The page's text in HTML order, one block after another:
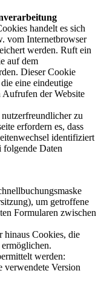
handelt es sich
vom Internetbrowser
werden. Ruft ein
auf dem
Dieser Cookie
eine eindeutige
Aufrufen der Website
zu
erfordern es, dass
identifiziert
folgende Daten
um getroffene
Formularen zwischen
hinaus Cookies, die
werden:
Version